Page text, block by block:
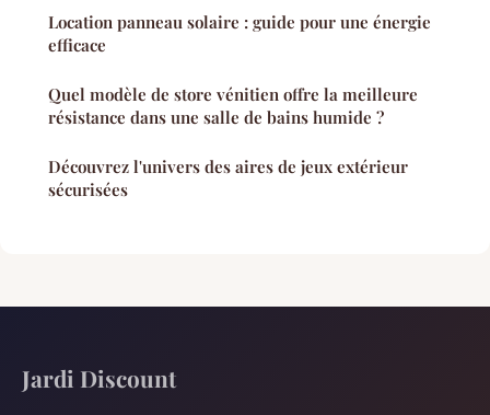
Location panneau solaire : guide pour une énergie
efficace
Quel modèle de store vénitien offre la meilleure
résistance dans une salle de bains humide ?
Découvrez l'univers des aires de jeux extérieur
sécurisées
Jardi Discount